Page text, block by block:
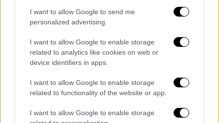
I want to allow Google to send me
personalized advertising.
I want to allow Google to enable storage
related to analytics like cookies on web or
device identifiers in apps.
I want to allow Google to enable storage
related to functionality of the website or app.
I want to allow Google to enable storage
video
Αυτό δεν έγινεκαθώς στον σταθμό των